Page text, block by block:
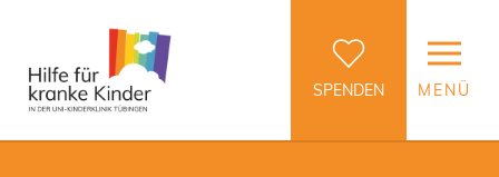
SPENDEN MENÜ